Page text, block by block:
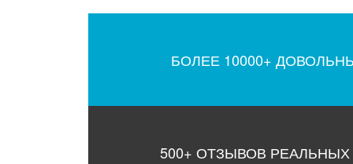
БОЛЕЕ 10000+
500+ ОТЗЫВОВ